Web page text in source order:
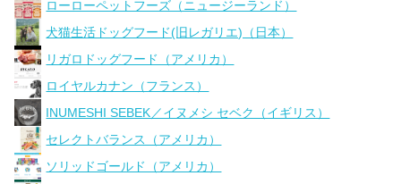
ローローペットフーズ（ニュージーランド）
犬猫生活ドッグフード(旧レガリエ)（日本）
リガロドッグフード（アメリカ）
ロイヤルカナン（フランス）
INUMESHI SEBEK／イヌメシ セベク（イギリス）
セレクトバランス（アメリカ）
ソリッドゴールド（アメリカ）